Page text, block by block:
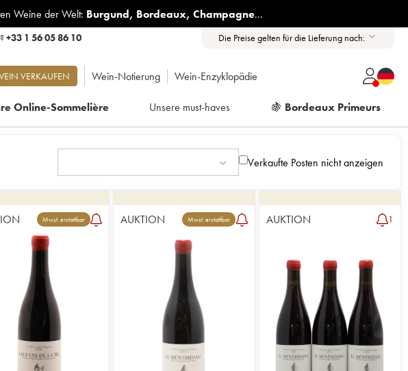
Weine der Welt: Burgund, Bordeaux, Champagne...
+33 1 56 05 86 10 Die Preise gelten für die Lieferung nach:
VERKAUFEN Wein-Notierung Wein-Enzyklopädie
Online-Sommelière Unsere must-haves 🍇 Bordeaux Primeurs
Verkaufte Posten nicht anzeigen
Mwst. erstattbar AUKTION Mwst. erstattbar AUKTION 1